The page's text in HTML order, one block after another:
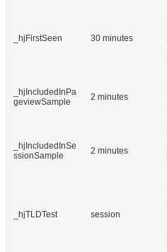
_hjFirstSeen 30 minutes
_hjIncludedInPa
geviewSample
2 minutes
_hjIncludedInSe
ssionSample
2 minutes
_hjTLDTest session